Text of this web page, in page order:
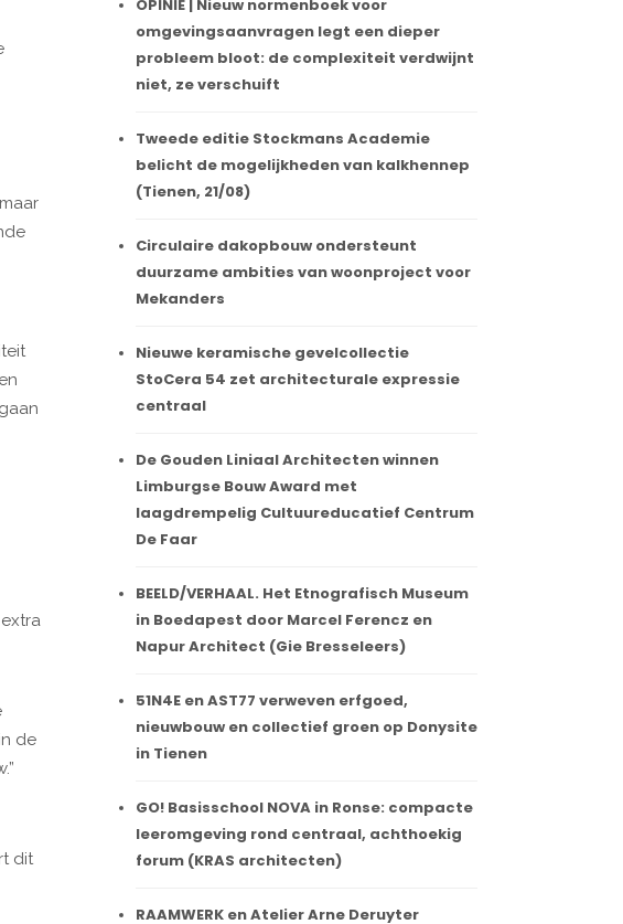
de
dit
OPINIE | Nieuw normenboek voor
omgevingsaanvragen legt een dieper
probleem bloot: de complexiteit verdwijnt
niet, ze verschuift
Tweede editie Stockmans Academie
belicht de mogelijkheden van kalkhennep
(Tienen, 21/08)
Circulaire dakopbouw ondersteunt
duurzame ambities van woonproject voor
Mekanders
Nieuwe keramische gevelcollectie
StoCera 54 zet architecturale expressie
centraal
De Gouden Liniaal Architecten winnen
Limburgse Bouw Award met
laagdrempelig Cultuureducatief Centrum
De Faar
BEELD/VERHAAL. Het Etnografisch Museum
in Boedapest door Marcel Ferencz en
Napur Architect (Gie Bresseleers)
51N4E en AST77 verweven erfgoed,
nieuwbouw en collectief groen op Donysite
in Tienen
GO! Basisschool NOVA in Ronse: compacte
leeromgeving rond centraal, achthoekig
forum (KRAS architecten)
RAAMWERK en Atelier Arne Deruyter